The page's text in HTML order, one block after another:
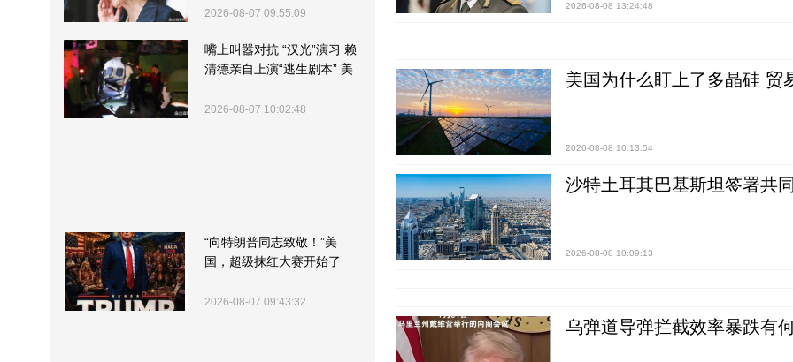
2026-08-07 09:55:09
嘴上叫嚣对抗 “汉光”演习 赖
清德亲自上演“逃生剧本” 美
2026-08-07 10:02:48
“向特朗普同志致敬！”美
国，超级抹红大赛开始了
2026-08-07 09:43:32
2026-08-08 13:24:48
美国为什么盯上了多晶硅 贸
2026-08-08 10:13:54
沙特土耳其巴基斯坦签署共
2026-08-08 10:09:13
乌弹道导弹拦截效率暴跌有